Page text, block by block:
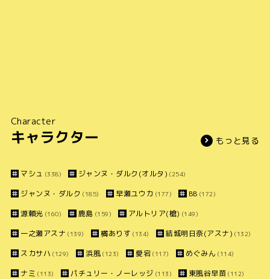
Character
キャラクター もっと見る
マシュ (338) ジャンヌ・ダルク(オルタ) (254)
ジャンヌ・ダルク (185) 早瀬ユウカ (177) BB (172)
源頼光 (160) 鹿島 (159) アルトリア(槍) (149)
一之瀬アスナ (139) 橘ありす (134) 結城明日奈(アスナ) (132)
スカサハ (129) 浜風 (123) 愛宕 (117) めぐみん (114)
ナミ (113) パチュリー・ノーレッジ (113) 東風谷早苗 (112)